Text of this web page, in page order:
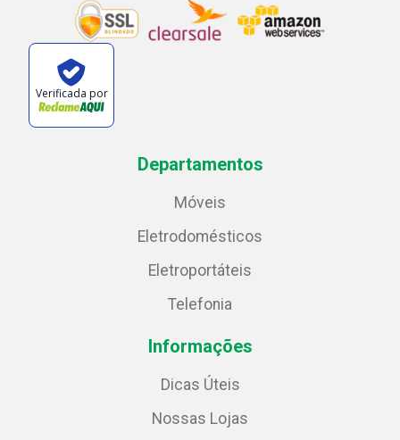
Verificada por
Departamentos
Móveis
Eletrodomésticos
Eletroportáteis
Telefonia
Informações
Dicas Úteis
Nossas Lojas